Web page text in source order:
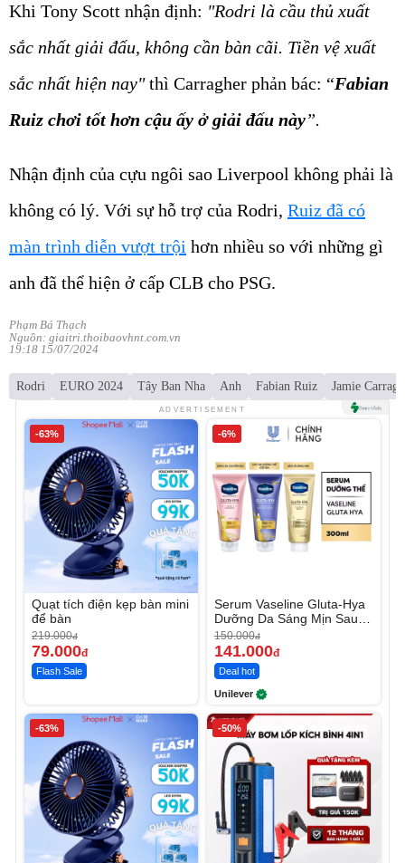
Khi Tony Scott nhận định: "Rodri là cầu thủ xuất
sắc nhất giải đấu, không cần bàn cãi. Tiền vệ xuất
sắc nhất hiện nay"thì Carragher phản bác: “Fabian
Ruiz chơi tốt hơn cậu ấy ở giải đấu này”.
Nhận định của cựu ngôi sao Liverpool không phải là
không có lý. Với sự hỗ trợ của Rodri, Ruiz đã có
màn trình diễn vượt trội hơn nhiều so với những gì
anh đã thể hiện ở cấp CLB cho PSG.
Phạm Bá Thạch
Nguồn: giaitri.thoibaovhnt.com.vn
19:18 15/07/2024
Rodri EURO 2024 Tây Ban Nha Anh Fabian Ruiz Jamie
ADVERTISEMENT
-63%
Quạt tích điện kẹp bàn mini
để bàn
219.000đ
79.000đ
Flash Sale
-6%
Serum Vaseline Gluta-Hya
Dưỡng Da Sáng Mịn Sau 7
Ngày
150.000đ
141.000đ
Deal hot
Unilever
-63% -50%